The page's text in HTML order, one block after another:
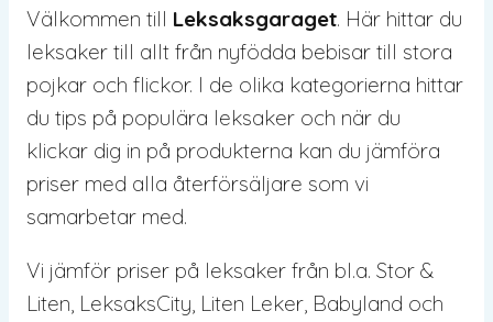
Välkommen till Leksaksgaraget. Här hittar du
leksaker till allt från nyfödda bebisar till stora
pojkar och flickor. I de olika kategorierna hittar
du tips på populära leksaker och när du
klickar dig in på produkterna kan du jämföra
priser med alla återförsäljare som vi
samarbetar med.
Vi jämför priser på leksaker från bl.a. Stor &
Liten, LeksaksCity, Liten Leker, Babyland och